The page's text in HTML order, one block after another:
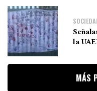
la
MÁS